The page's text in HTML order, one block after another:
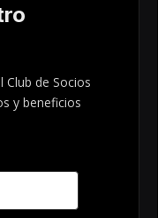
Club de Socios
y beneficios